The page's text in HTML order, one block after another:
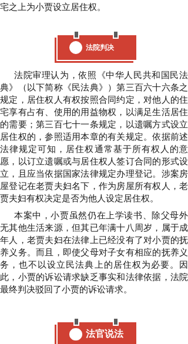
宅之上为小贾设立居住权。
法院判决
法院审理认为，依照《中华人民共和国民法
典》（以下简称《民法典》）第三百六十六条之
规定，居住权人有权按照合同约定，对他人的住
宅享有占有、使用的用益物权，以满足生活居住
的需要；第三百七十一条规定，以遗嘱方式设立
居住权的，参照适用本章的有关规定。依据前述
法律规定可知，居住权通常基于所有权人的意
愿，以订立遗嘱或与居住权人签订合同的形式设
立，且应当依据国家法律规定办理登记。涉案房
屋登记在老贾夫妇名下，作为房屋所有权人，老
贾夫妇有权决定是否为他人设定居住权。
本案中，小贾虽然仍在上学读书、除父母外
无其他生活来源，但其已年满十八周岁，属于成
年人，老贾夫妇在法律上已经没有了对小贾的抚
养义务。而且，即使父母对子女有相应的抚养义
务，也不以设立民法典上的居住权为必要。因
此，小贾的诉讼请求缺乏事实和法律依据，法院
最终判决驳回了小贾的诉讼请求。
法官说法